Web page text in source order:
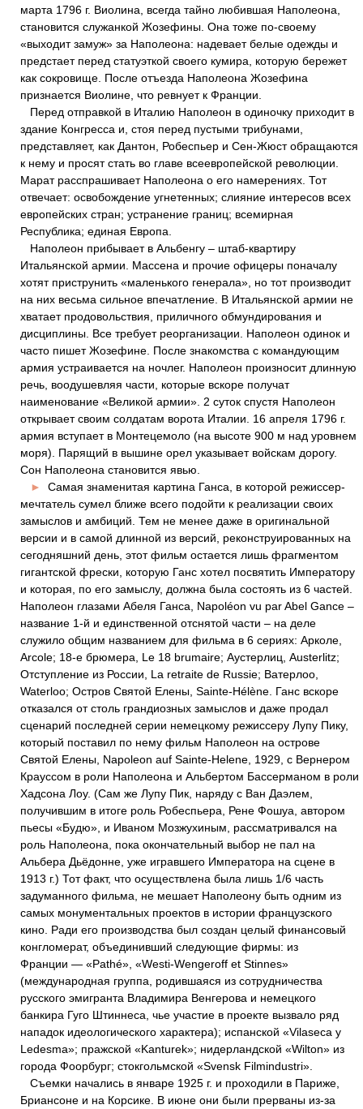
марта 1796 г. Виолина, всегда тайно любившая Наполеона,
становится служанкой Жозефины. Она тоже по-своему
«выходит замуж» за Наполеона: надевает белые одежды и
предстает перед статуэткой своего кумира, которую бережет
как сокровище. После отъезда Наполеона Жозефина
признается Виолине, что ревнует к Франции.
Перед отправкой в Италию Наполеон в одиночку приходит в
здание Конгресса и, стоя перед пустыми трибунами,
представляет, как Дантон, Робеспьер и Сен-Жюст обращаются
к нему и просят стать во главе всеевропейской революции.
Марат расспрашивает Наполеона о его намерениях. Тот
отвечает: освобождение угнетенных; слияние интересов всех
европейских стран; устранение границ; всемирная
Республика; единая Европа.
Наполеон прибывает в Альбенгу – штаб-квартиру
Итальянской армии. Массена и прочие офицеры поначалу
хотят приструнить «маленького генерала», но тот производит
на них весьма сильное впечатление. В Итальянской армии не
хватает продовольствия, приличного обмундирования и
дисциплины. Все требует реорганизации. Наполеон одинок и
часто пишет Жозефине. После знакомства с командующим
армия устраивается на ночлег. Наполеон произносит длинную
речь, воодушевляя части, которые вскоре получат
наименование «Великой армии». 2 суток спустя Наполеон
открывает своим солдатам ворота Италии. 16 апреля 1796 г.
армия вступает в Монтецемоло (на высоте 900 м над уровнем
моря). Парящий в вышине орел указывает войскам дорогу.
Сон Наполеона становится явью.
►
Самая знаменитая картина Ганса, в которой режиссер-
мечтатель сумел ближе всего подойти к реализации своих
замыслов и амбиций. Тем не менее даже в оригинальной
версии и в самой длинной из версий, реконструированных на
сегодняшний день, этот фильм остается лишь фрагментом
гигантской фрески, которую Ганс хотел посвятить Императору
и которая, по его замыслу, должна была состоять из 6 частей.
Наполеон глазами Абеля Ганса, Napoléon vu par Abel Gance –
название 1-й и единственной отснятой части – на деле
служило общим названием для фильма в 6 сериях: Арколе,
Arcole; 18-е брюмера, Le 18 brumaire; Аустерлиц, Austerlitz;
Отступление из России, La retraite de Russie; Ватерлоо,
Waterloo; Остров Святой Елены, Sainte-Hélène. Ганс вскоре
отказался от столь грандиозных замыслов и даже продал
сценарий последней серии немецкому режиссеру Лупу Пику,
который поставил по нему фильм Наполеон на острове
Святой Елены, Napoleon auf Sainte-Helene, 1929, с Вернером
Крауссом в роли Наполеона и Альбертом Бассерманом в роли
Хадсона Лоу. (Сам же Лупу Пик, наряду с Ван Даэлем,
получившим в итоге роль Робеспьера, Рене Фошуа, автором
пьесы «Будю», и Иваном Мозжухиным, рассматривался на
роль Наполеона, пока окончательный выбор не пал на
Альбера Дьёдонне, уже игравшего Императора на сцене в
1913 г.) Тот факт, что осуществлена была лишь 1/6 часть
задуманного фильма, не мешает Наполеону быть одним из
самых монументальных проектов в истории французского
кино. Ради его производства был создан целый финансовый
конгломерат, объединивший следующие фирмы: из
Франции ― «Pathé», «Westi-Wengeroff et Stinnes»
(международная группа, родившаяся из сотрудничества
русского эмигранта Владимира Венгерова и немецкого
банкира Гуго Штиннеса, чье участие в проекте вызвало ряд
нападок идеологического характера); испанской «Vilaseca у
Ledesma»; пражской «Kanturek»; нидерландской «Wilton» из
города Фоорбург; стокгольмской «Svensk Filmindustri».
Съемки начались в январе 1925 г. и проходили в Париже,
Бриансоне и на Корсике. В июне они были прерваны из-за